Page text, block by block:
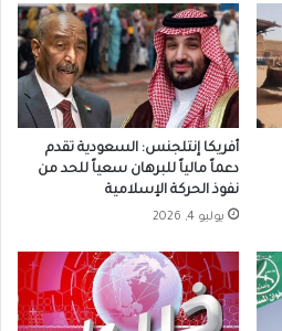
أفريكا إنتلجنس: السعودية تقدم
دعماً مالياً للبرهان سعياً للحد من
نفوذ الحركة الإسلامية
يوليو 4, 2026